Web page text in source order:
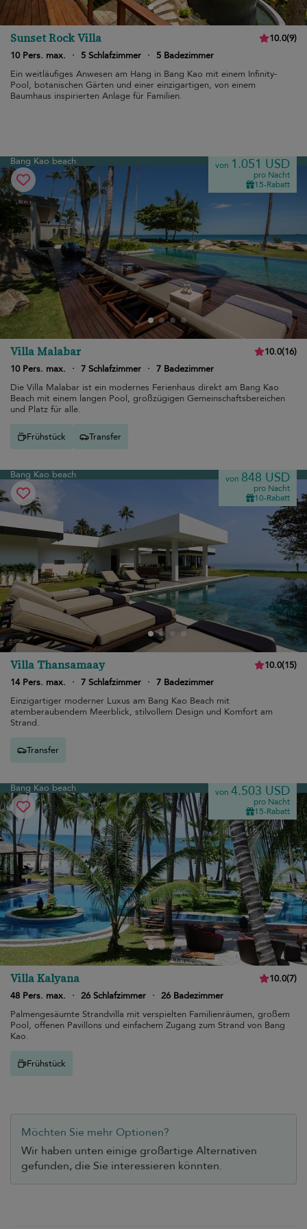
Sunset Rock Villa 10.0(9)
10 Pers. max.
· 5 Schlafzimmer ·
5 Badezimmer
Ein weitläufiges Anwesen am Hang in Bang Kao mit einem Infinity-
Pool, botanischen Gärten und einer einzigartigen, von einem
Baumhaus inspirierten Anlage für Familien.
Bang Kao beach von 1.051 USD
pro Nacht
15-Rabatt
Villa Malabar 10.0(16)
10 Pers. max.
· 7 Schlafzimmer · 7 Badezimmer
Die Villa Malabar ist ein modernes Ferienhaus direkt am Bang Kao
Beach mit einem langen Pool, großzügigen Gemeinschaftsbereichen
und Platz für alle.
Frühstück Transfer
Bang Kao beach von 848 USD
pro Nacht
10-Rabatt
Villa Thansamaay 10.0(15)
14 Pers. max.
· 7 Schlafzimmer · 7 Badezimmer
Einzigartiger moderner Luxus am Bang Kao Beach mit
atemberaubendem Meerblick, stilvollem Design und Komfort am
Strand.
Transfer
Bang Kao beach von 4.503 USD
pro Nacht
15-Rabatt
Villa Kalyana 10.0(7)
48 Pers. max.
· 26 Schlafzimmer · 26 Badezimmer
Palmengesäumte Strandvilla mit verspielten Familienräumen, großem
Pool, offenen Pavillons und einfachem Zugang zum Strand von Bang
Kao.
Frühstück
Möchten Sie mehr Optionen?
Wir haben unten einige großartige Alternativen
gefunden, die Sie interessieren könnten.